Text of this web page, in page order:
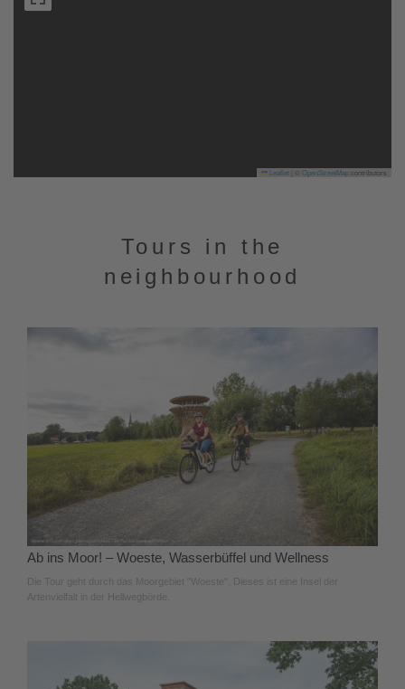
Leaflet OpenStreetMapcontributors
Tours in the
neighbourhood
Ab ins Moor! – Woeste, Wasserbüffel und Wellness
Die Tour geht durch das Moorgebiet "Woeste". Dieses ist eine Insel der
Artenvielfalt in der Hellwegbörde.